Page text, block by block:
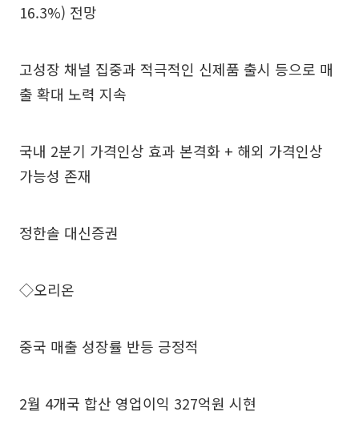
16.3%) 전망
고성장 채널 집중과 적극적인 신제품 출시 등으로 매
출 확대 노력 지속
국내 2분기 가격인상 효과 본격화 + 해외 가격인상
가능성 존재
정한솔 대신증권
◇오리온
중국 매출 성장률 반등 긍정적
2월 4개국 합산 영업이익 327억원 시현